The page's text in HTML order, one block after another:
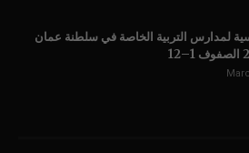
لمدارس التربية الخاصة في سلطنة عمان